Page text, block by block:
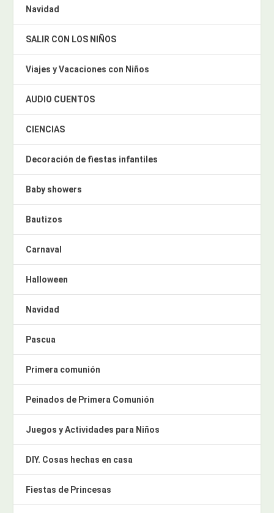
Navidad
SALIR CON LOS NIÑOS
Viajes y Vacaciones con Niños
AUDIO CUENTOS
CIENCIAS
Decoración de fiestas infantiles
Baby showers
Bautizos
Carnaval
Halloween
Navidad
Pascua
Primera comunión
Peinados de Primera Comunión
Juegos y Actividades para Niños
DIY. Cosas hechas en casa
Fiestas de Princesas